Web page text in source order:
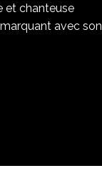
et chanteuse
avec son